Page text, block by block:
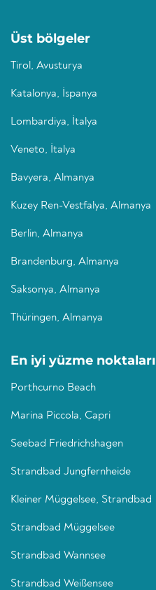
Üst bölgeler
Tirol, Avusturya
Katalonya, İspanya
Lombardiya, İtalya
Veneto, İtalya
Bavyera, Almanya
Kuzey Ren-Vestfalya, Almanya
Berlin, Almanya
Brandenburg, Almanya
Saksonya, Almanya
Thüringen, Almanya
En iyi yüzme noktaları
Porthcurno Beach
Marina Piccola, Capri
Seebad Friedrichshagen
Strandbad Jungfernheide
Kleiner Müggelsee, Strandbad
Strandbad Müggelsee
Strandbad Wannsee
Strandbad Weißensee